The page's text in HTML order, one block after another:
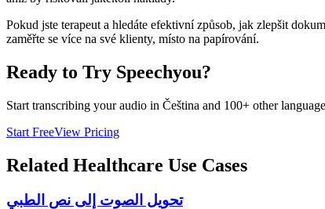
Pokud jste terapeut a hledáte efektivní způsob, jak zlepšit
zaměřte se více na své klienty, místo na papírování.
Ready to Try Speechyou?
Start transcribing your audio in Čeština and 100+ other
Start FreeView Pricing
Related Healthcare Use Cases
تحويل الصوت إلى نص الطبي